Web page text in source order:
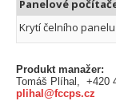
Panelové
Krytí čelního panelu
Produkt manažer:
Tomáš Plíhal, +420
plihal@fccps.cz